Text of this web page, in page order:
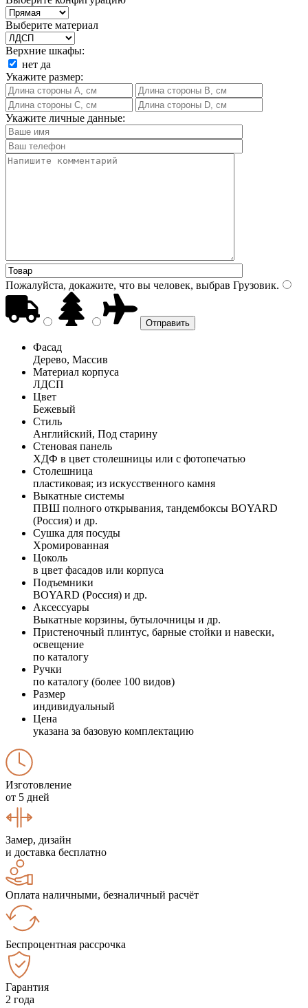
Выберите материал
Верхние шкафы:
нет да
Укажите размер:
Укажите личные данные:
Пожалуйста, докажите, что вы человек, выбрав Грузовик.
Фасад
Дерево, Массив
Материал корпуса
ЛДСП
Цвет
Бежевый
Стиль
Английский, Под старину
Стеновая панель
ХДФ в цвет столешницы или с фотопечатью
Столешница
пластиковая; из искусственного камня
Выкатные системы
ПВШ полного открывания, тандембоксы BOYARD
(Россия) и др.
Сушка для посуды
Хромированная
Цоколь
в цвет фасадов или корпуса
Подъемники
BOYARD (Россия) и др.
Аксессуары
Выкатные корзины, бутылочницы и др.
Пристеночный плинтус, барные стойки и навески,
освещение
по каталогу
Ручки
по каталогу (более 100 видов)
Размер
индивидуальный
Цена
указана за базовую комплектацию
Изготовление
от 5 дней
Замер, дизайн
и доставка бесплатно
Оплата наличными, безналичный расчёт
Беспроцентная рассрочка
Гарантия
2 года